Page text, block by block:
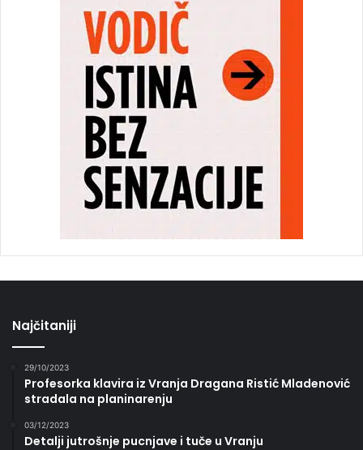
Najčitaniji
29/10/2023
Profesorka klavira iz Vranja Dragana Ristić Mladenović
stradala na planinarenju
03/12/2023
Detalji jutrošnje pucnjave i tuče u Vranju